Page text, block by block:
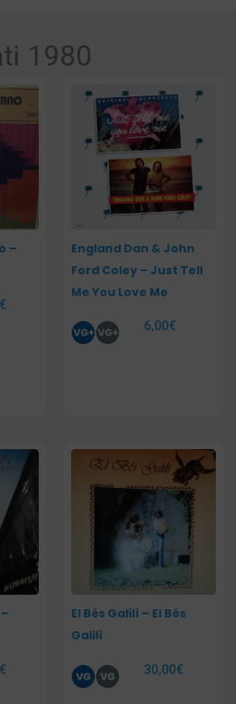
1980
–
€
England Dan & John
Ford Coley – Just Tell
Me You Love Me
6,00€
€
El Bés Galilì – El Bés
Galilì
30,00€
Pagina PaginaPaginaPagina